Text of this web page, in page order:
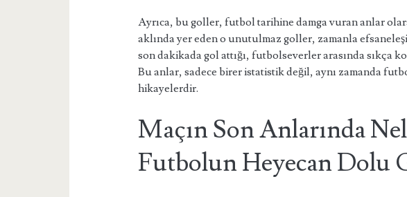
Ayrıca, bu goller, futbol tarihine damga vuran anlar
aklında yer eden o unutulmaz goller, zamanla
son dakikada gol attığı, futbolseverler arasında sıkça
Bu anlar, sadece birer istatistik değil, aynı zamanda
hikayelerdir.
Maçın Son Anlarında
Futbolun Heyecan Dolu